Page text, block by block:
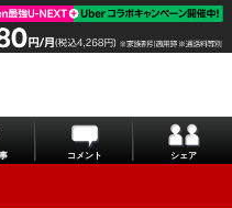
コメント シェア